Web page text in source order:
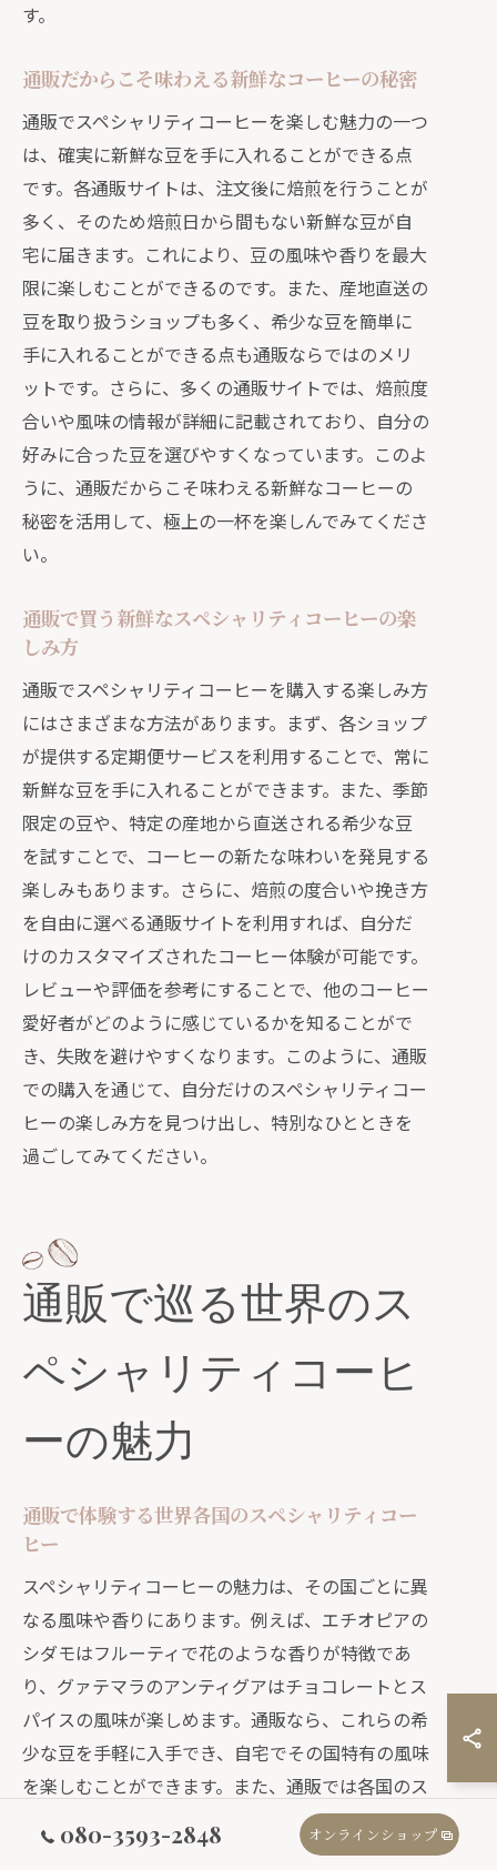
す。
通販だからこそ味わえる新鮮なコーヒーの秘密
通販でスペシャリティコーヒーを楽しむ魅力の一つ
は、確実に新鮮な豆を手に入れることができる点
です。各通販サイトは、注文後に焙煎を行うことが
多く、そのため焙煎日から間もない新鮮な豆が自
宅に届きます。これにより、豆の風味や香りを最大
限に楽しむことができるのです。また、産地直送の
豆を取り扱うショップも多く、希少な豆を簡単に
手に入れることができる点も通販ならではのメリ
ットです。さらに、多くの通販サイトでは、焙煎度
合いや風味の情報が詳細に記載されており、自分の
好みに合った豆を選びやすくなっています。このよ
うに、通販だからこそ味わえる新鮮なコーヒーの
秘密を活用して、極上の一杯を楽しんでみてくださ
い。
通販で買う新鮮なスペシャリティコーヒーの楽
しみ方
通販でスペシャリティコーヒーを購入する楽しみ方
にはさまざまな方法があります。まず、各ショップ
が提供する定期便サービスを利用することで、常に
新鮮な豆を手に入れることができます。また、季節
限定の豆や、特定の産地から直送される希少な豆
を試すことで、コーヒーの新たな味わいを発見する
楽しみもあります。さらに、焙煎の度合いや挽き方
を自由に選べる通販サイトを利用すれば、自分だ
けのカスタマイズされたコーヒー体験が可能です。
レビューや評価を参考にすることで、他のコーヒー
愛好者がどのように感じているかを知ることがで
き、失敗を避けやすくなります。このように、通販
での購入を通じて、自分だけのスペシャリティコー
ヒーの楽しみ方を見つけ出し、特別なひとときを
過ごしてみてください。
通販で巡る世界のス
ペシャリティコーヒ
ーの魅力
通販で体験する世界各国のスペシャリティコー
ヒー
スペシャリティコーヒーの魅力は、その国ごとに異
なる風味や香りにあります。例えば、エチオピアの
シダモはフルーティで花のような香りが特徴であ
り、グァテマラのアンティグアはチョコレートとス
パイスの風味が楽しめます。通販なら、これらの希
少な豆を手軽に入手でき、自宅でその国特有の風味
を楽しむことができます。また、通販では各国のス
ペシャリティコーヒー豆が新鮮な状態で届くため、
最高の状態で味わうことができます。
080-3593-2848 オンラインショップ